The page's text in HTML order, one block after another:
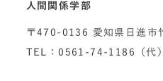
人間関係学部
〒470-0136 愛知県日進市
TEL：0561-74-1186（代）